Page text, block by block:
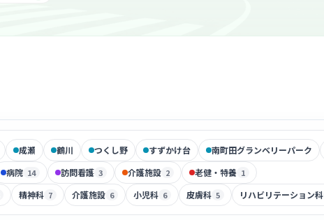
成瀬 鶴川 つくし野 すずかけ台 南町田グランベリーパーク
病院 14 訪問看護 3 介護施設 2 老健・特養 1
精神科 7 介護施設 6 小児科 6 皮膚科 5 リハビリテーション科